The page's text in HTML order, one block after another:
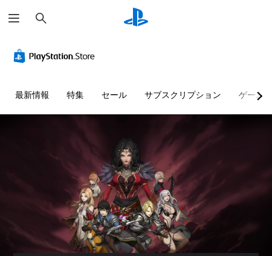
索
最新情報 特集 セール サブスクリプション ゲーム